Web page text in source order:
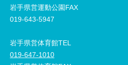
岩手県営運動公園FAX
019-643-5947
岩手県営体育館TEL
019-647-1010